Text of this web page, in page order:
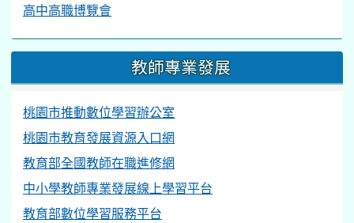
高中高職博覽會
教師專業發展
桃園市推動數位學習辦公室
桃園市教育發展資源入口網
教育部全國教師在職進修網
中小學教師專業發展線上學習平台
教育部數位學習服務平台